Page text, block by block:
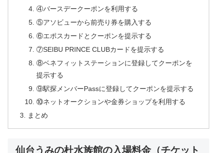
④バースデークーポンを利用する
⑤アソビューから前売り券を購入する
⑥エポスカードとクーポンを提示する
⑦SEIBU PRINCE CLUBカードを提示する
⑧ベネフィットステーションに登録してクーポンを
提示する
⑨駅探メンバーPassに登録してクーポンを提示する
⑩ネットオークションや金券ショップを利用する
まとめ
仙台うみの杜水族館の入場料金（チケット